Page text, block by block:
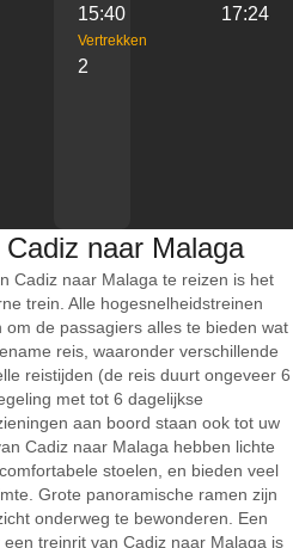
15:40 17:24
Vertrekken
2
naar Malaga
Cadiz naar Malaga te reizen is het
trein. Alle hogesnelheidstreinen
de passagiers alles te bieden wat
reis, waaronder verschillende
reistijden (de reis duurt ongeveer 6
met tot 6 dagelijkse
aan boord staan ook tot uw
Cadiz naar Malaga hebben lichte
stoelen, en bieden veel
Grote panoramische ramen zijn
onderweg te bewonderen. Een
treinrit van Cadiz naar Malaga is